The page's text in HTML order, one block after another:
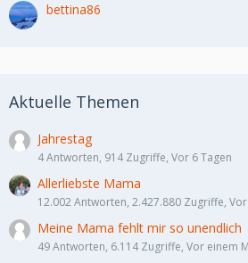
bettina86
Aktuelle Themen
Jahrestag
4 Antworten, 914 Zugriffe, Vor 6 Tagen
Allerliebste Mama
12.002 Antworten, 2.427.880 Zugriffe, Vor
Meine Mama fehlt mir so unendlich
49 Antworten, 6.114 Zugriffe, Vor einem